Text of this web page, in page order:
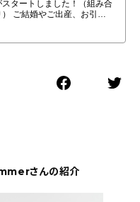
さんの紹介